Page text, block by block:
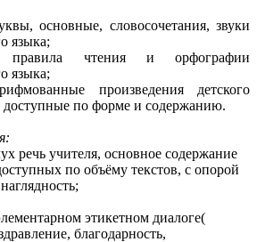
основные, словосочетания, звуки
языка;
правила чтения и орфографии
языка;
произведения детского
доступные по форме и содержанию.
речь учителя, основное содержание
по объёму текстов, с опорой
этикетном диалоге(
благодарность,